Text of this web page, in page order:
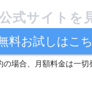
式サイトを
料お試しはこ
場合、月額料金は一切